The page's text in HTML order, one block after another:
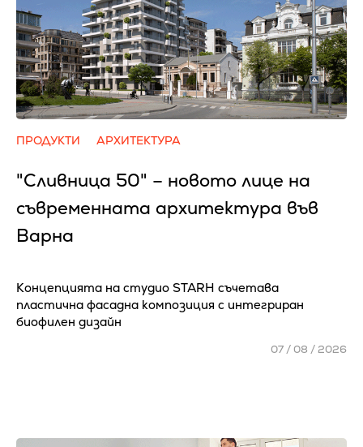
ПРОДУКТИ АРХИТЕКТУРА
"Сливница 50" – новото лице на
съвременната архитектура във
Варна
Концепцията на студио STARH съчетава
пластична фасадна композиция с интегриран
биофилен дизайн
07 / 08 / 2026